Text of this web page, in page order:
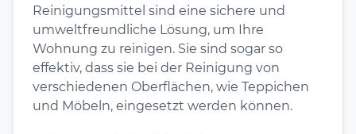
Reinigungsmittel sind eine sichere und
umweltfreundliche Lösung, um Ihre
Wohnung zu reinigen. Sie sind sogar so
effektiv, dass sie bei der Reinigung von
verschiedenen Oberflächen, wie Teppichen
und Möbeln, eingesetzt werden können.